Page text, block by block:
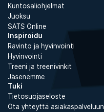
Kuntosaliohjelmat
Juoksu
SATS Online
Inspiroidu
Ravinto ja hyvinvointi
Hyvinvointi
Treeni ja treenivinkit
Jäsenemme
Tuki
Tietosuojaseloste
Ota yhteyttä asiakaspalveluun